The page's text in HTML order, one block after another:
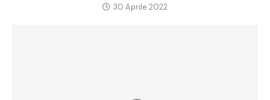
30 Aprile 2022